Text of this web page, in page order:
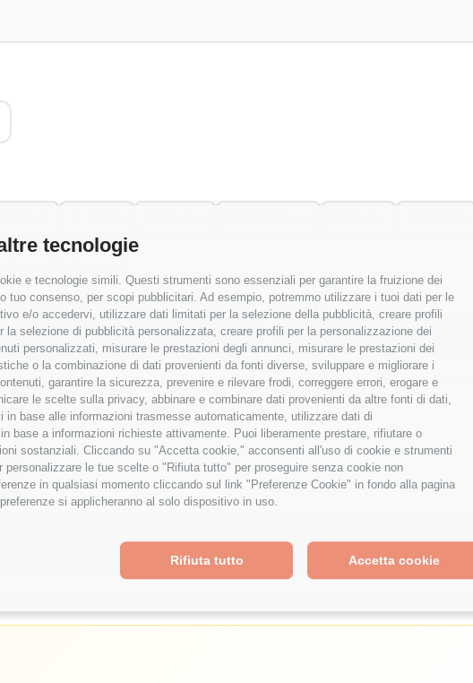
tecnologie
e tecnologie simili. Questi strumenti sono essenziali per garantire la fruizione dei
tuo consenso, per scopi pubblicitari. Ad esempio, potremmo utilizzare i tuoi dati per le
e/o accedervi, utilizzare dati limitati per la selezione della pubblicità, creare profili
selezione di pubblicità personalizzata, creare profili per la personalizzazione dei
personalizzati, misurare le prestazioni degli annunci, misurare le prestazioni dei
o la combinazione di dati provenienti da fonti diverse, sviluppare e migliorare i
garantire la sicurezza, prevenire e rilevare frodi, correggere errori, erogare e
le scelte sulla privacy, abbinare e combinare dati provenienti da altre fonti di dati,
base alle informazioni trasmesse automaticamente, utilizzare dati di
base a informazioni richieste attivamente. Puoi liberamente prestare, rifiutare o
sostanziali. Cliccando su "Accetta cookie," acconsenti all'uso di cookie e strumenti
le tue scelte o "Rifiuta tutto" per proseguire senza cookie non
in qualsiasi momento cliccando sul link "Preferenze Cookie" in fondo alla pagina
si applicheranno al solo dispositivo in uso.
Accetta cookie
Rifiuta tutto
🔍 Other
Applica Filtri Reset Filtri